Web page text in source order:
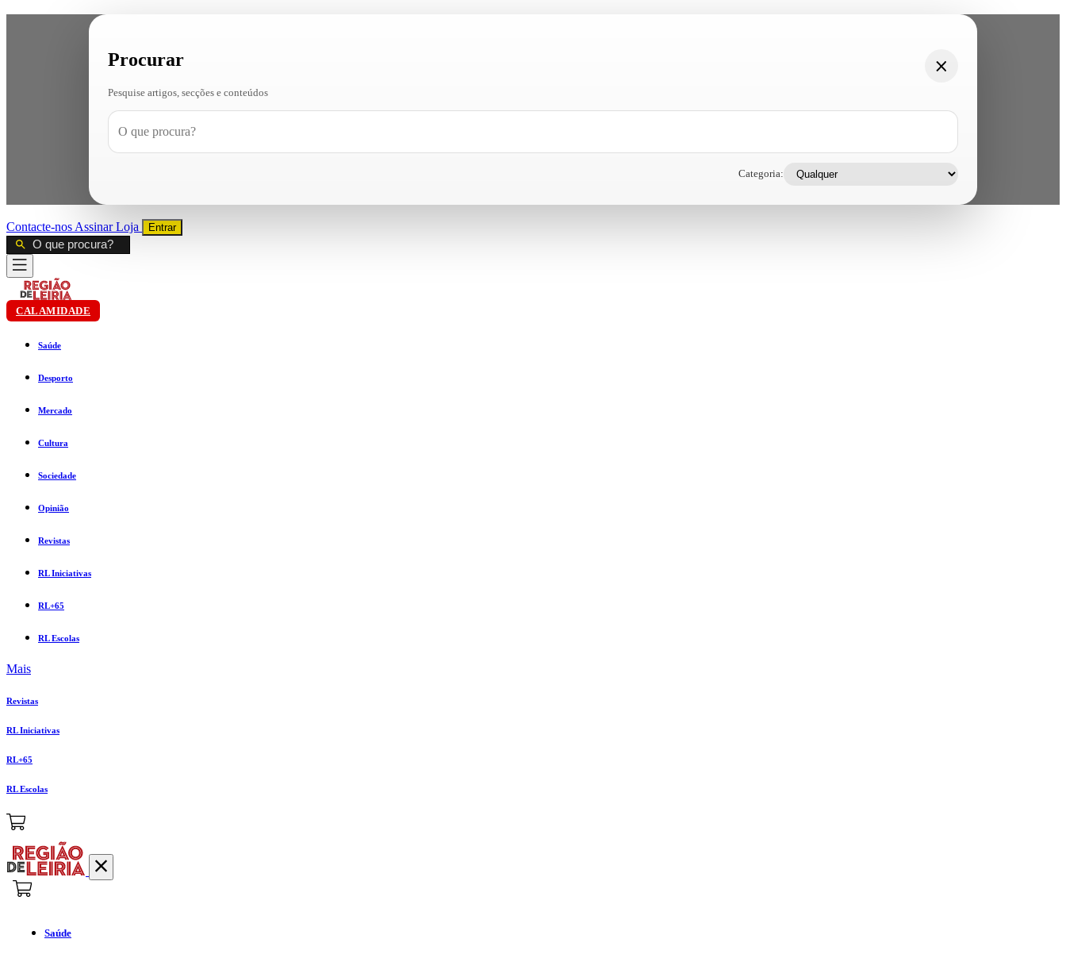
Procurar
Pesquise artigos, secções e conteúdos
Categoria:
Contacte-nos AssinarLoja Entrar
CALAMIDADE
Saúde
Desporto
Mercado
Cultura
Sociedade
Opinião
Revistas
RL Iniciativas
RL+65
RL Escolas
Mais
Revistas
RL Iniciativas
RL+65
RL Escolas
Saúde